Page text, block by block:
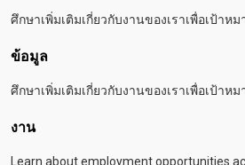
ศึกษาเพิ่มเติมเกี่ยวกับงานของเราเพื่อเป้า
ข้อมูล
ศึกษาเพิ่มเติมเกี่ยวกับงานของเราเพื่อเป้า
งาน
Learn about employment opportunities